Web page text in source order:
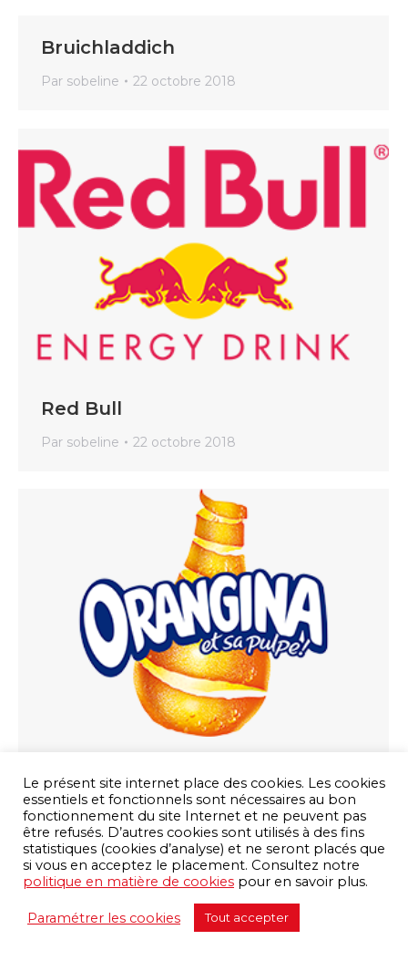
Bruichladdich
Par sobeline 22 octobre 2018
Red Bull
Par sobeline 22 octobre 2018
Parsobeline 22 octobre 2018
Le présent site internet place des cookies. Les cookies
essentiels et fonctionnels sont nécessaires au bon
fonctionnement du site Internet et ne peuvent pas
être refusés. D’autres cookies sont utilisés à des fins
statistiques (cookies d’analyse) et ne seront placés que
si vous en acceptez le placement. Consultez notre
politique en matière de cookies pour en savoir plus.
Paramétrer les cookies Tout accepter